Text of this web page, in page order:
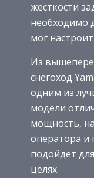
жесткости
необходимо
мог
Из
снегоход
одним из
модели
мощность,
оператора и
подойдет
целях.